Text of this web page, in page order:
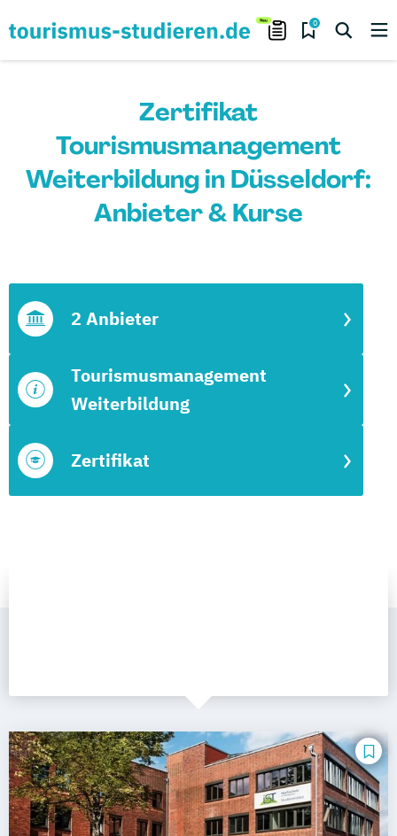
0
Zertifikat
Tourismusmanagement
Weiterbildung in Düsseldorf:
Anbieter & Kurse
Zertifikat
Tourismusmanagement
Weiterbildung
2 Anbieter